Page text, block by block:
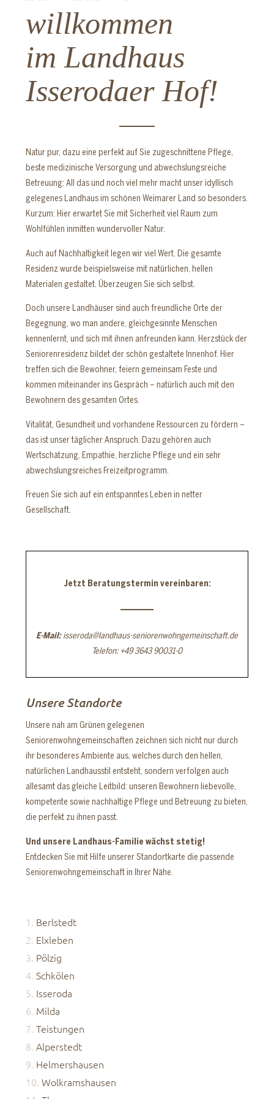
willkommen
im Landhaus
Isserodaer Hof!
Natur pur, dazu eine perfekt auf Sie zugeschnittene Pflege,
beste medizinische Versorgung und abwechslungsreiche
Betreuung: All das und noch viel mehr macht unser idyllisch
gelegenes Landhaus im schönen Weimarer Land so besonders.
Kurzum: Hier erwartet Sie mit Sicherheit viel Raum zum
Wohlfühlen inmitten wundervoller Natur.
Auch auf Nachhaltigkeit legen wir viel Wert. Die gesamte
Residenz wurde beispielsweise mit natürlichen, hellen
Materialen gestaltet. Überzeugen Sie sich selbst.
Doch unsere Landhäuser sind auch freundliche Orte der
Begegnung, wo man andere, gleichgesinnte Menschen
kennenlernt, und sich mit ihnen anfreunden kann. Herzstück der
Seniorenresidenz bildet der schön gestaltete Innenhof. Hier
treffen sich die Bewohner, feiern gemeinsam Feste und
kommen miteinander ins Gespräch – natürlich auch mit den
Bewohnern des gesamten Ortes.
Vitalität, Gesundheit und vorhandene Ressourcen zu fördern –
das ist unser täglicher Anspruch. Dazu gehören auch
Wertschätzung, Empathie, herzliche Pflege und ein sehr
abwechslungsreiches Freizeitprogramm.
Freuen Sie sich auf ein entspanntes Leben in netter
Gesellschaft.
Jetzt Beratungstermin vereinbaren:
E-Mail: isseroda@landhaus-seniorenwohngemeinschaft.de
Telefon: +49 3643 90031-0
Unsere Standorte
Unsere nah am Grünen gelegenen
Seniorenwohngemeinschaften zeichnen sich nicht nur durch
ihr besonderes Ambiente aus, welches durch den hellen,
natürlichen Landhausstil entsteht, sondern verfolgen auch
allesamt das gleiche Leitbild: unseren Bewohnern liebevolle,
kompetente sowie nachhaltige Pflege und Betreuung zu bieten,
die perfekt zu ihnen passt.
Und unsere Landhaus-Familie wächst stetig!
Entdecken Sie mit Hilfe unserer Standortkarte die passende
Seniorenwohngemeinschaft in Ihrer Nähe.
Berlstedt
Elxleben
Pölzig
Schkölen
Isseroda
Milda
Teistungen
Alperstedt
Helmershausen
Wolkramshausen